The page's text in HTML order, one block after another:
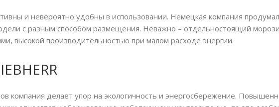
и невероятно удобны в использовании. Немецкая компания
с разным способом размещения. Неважно – отдельностоящий
высокой производительностью при малом расходе энергии.
компания делает упор на экологичность и энергосбережение.